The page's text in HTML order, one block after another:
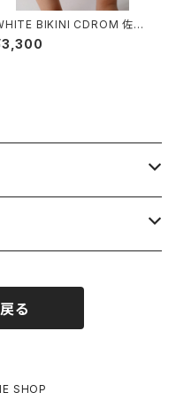
BIKINI CDROM 佐々
梨絵
る
SHOP